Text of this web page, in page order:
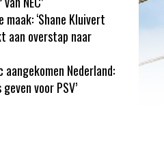
‘Shane Kluivert
aan overstap naar
aangekomen Nederland:
voor PSV’